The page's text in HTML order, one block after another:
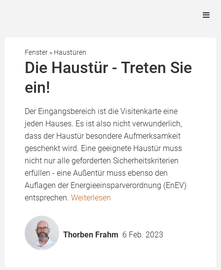
Fenster » Haustüren
Die Haustür - Treten Sie
ein!
Der Eingangsbereich ist die Visitenkarte eine
jeden Hauses. Es ist also nicht verwunderlich,
dass der Haustür besondere Aufmerksamkeit
geschenkt wird. Eine geeignete Haustür muss
nicht nur alle geforderten Sicherheitskriterien
erfüllen - eine Außentür muss ebenso den
Auflagen der Energieeinsparverordnung (EnEV)
entsprechen. Weiterlesen
Thorben Frahm 6 Feb. 2023